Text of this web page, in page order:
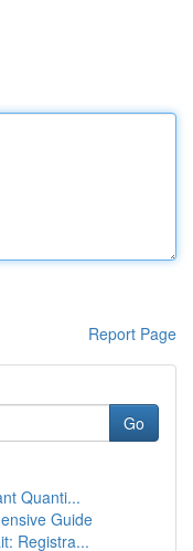
Report Page
Go
Quanti...
Guide
Registra...